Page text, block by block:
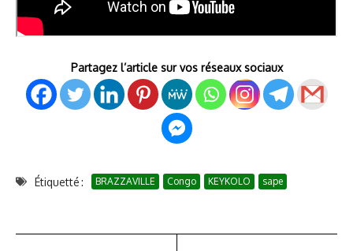
Partagez l’article sur vos réseaux sociaux
Étiquetté : BRAZZAVILLE Congo KEYKOLO sape